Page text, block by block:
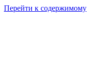
Перейти к содержимому